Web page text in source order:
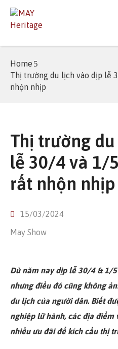
About
Guide
English
Home
Thị trường du lịch vào dịp lễ
nhộn nhịp
Thị trường
lễ 30/4 và 1/
rất nhộn nhịp
15/03/2024
May Show
Dù năm nay dịp lễ 30/4 & 1/
nhưng điều đó cũng không
du lịch của người dân. Biết
nghiệp lữ hành, các địa điểm
nhiều ưu đãi để kích cầu thị